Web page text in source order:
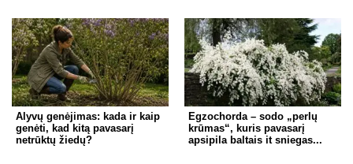
Alyvų genėjimas: kada ir kaip
genėti, kad kitą pavasarį
netrūktų žiedų?
Egzochorda – sodo „perlų
krūmas“, kuris pavasarį
apsipila baltais it sniegas...